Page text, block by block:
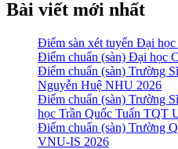
Bài viết mới nhất
Điểm sàn xét tuyển Đại
Điểm chuẩn (sàn) Đại học
Điểm chuẩn (sàn) Trường
Nguyễn Huệ NHU 2026
Điểm chuẩn (sàn) Trường
học Trần Quốc Tuấn TQT
Điểm chuẩn (sàn) Trường
VNU-IS 2026